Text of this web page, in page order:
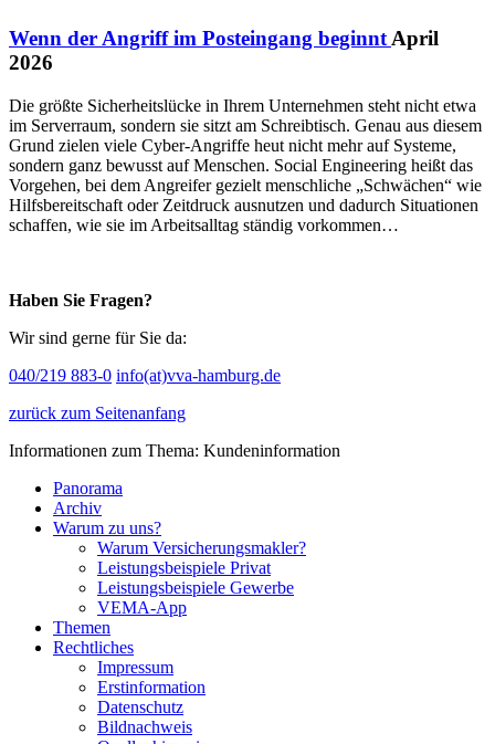
Wenn der Angriff im Posteingang beginnt April
2026
Die größte Sicherheitslücke in Ihrem Unternehmen steht nicht etwa
im Serverraum, sondern sie sitzt am Schreibtisch. Genau aus diesem
Grund zielen viele Cyber-Angriffe heut nicht mehr auf Systeme,
sondern ganz bewusst auf Menschen. Social Engineering heißt das
Vorgehen, bei dem Angreifer gezielt menschliche „Schwächen“ wie
Hilfsbereitschaft oder Zeitdruck ausnutzen und dadurch Situationen
schaffen, wie sie im Arbeitsalltag ständig vorkommen…
Haben Sie Fragen?
Wir sind gerne für Sie da:
040/219 883-0 info(at)vva-hamburg.de
zurück zum Seitenanfang
Informationen zum Thema: Kundeninformation
Panorama
Archiv
Warum zu uns?
Warum Versicherungsmakler?
Leistungsbeispiele Privat
Leistungsbeispiele Gewerbe
VEMA-App
Themen
Rechtliches
Impressum
Erstinformation
Datenschutz
Bildnachweis